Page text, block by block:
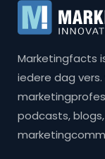
Marketingfacts
iedere dag
podcasts,